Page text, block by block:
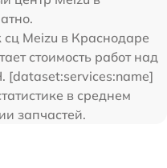
Meizu в Краснодаре
стоимость работ над
[dataset:services:name]
в среднем
запчастей.